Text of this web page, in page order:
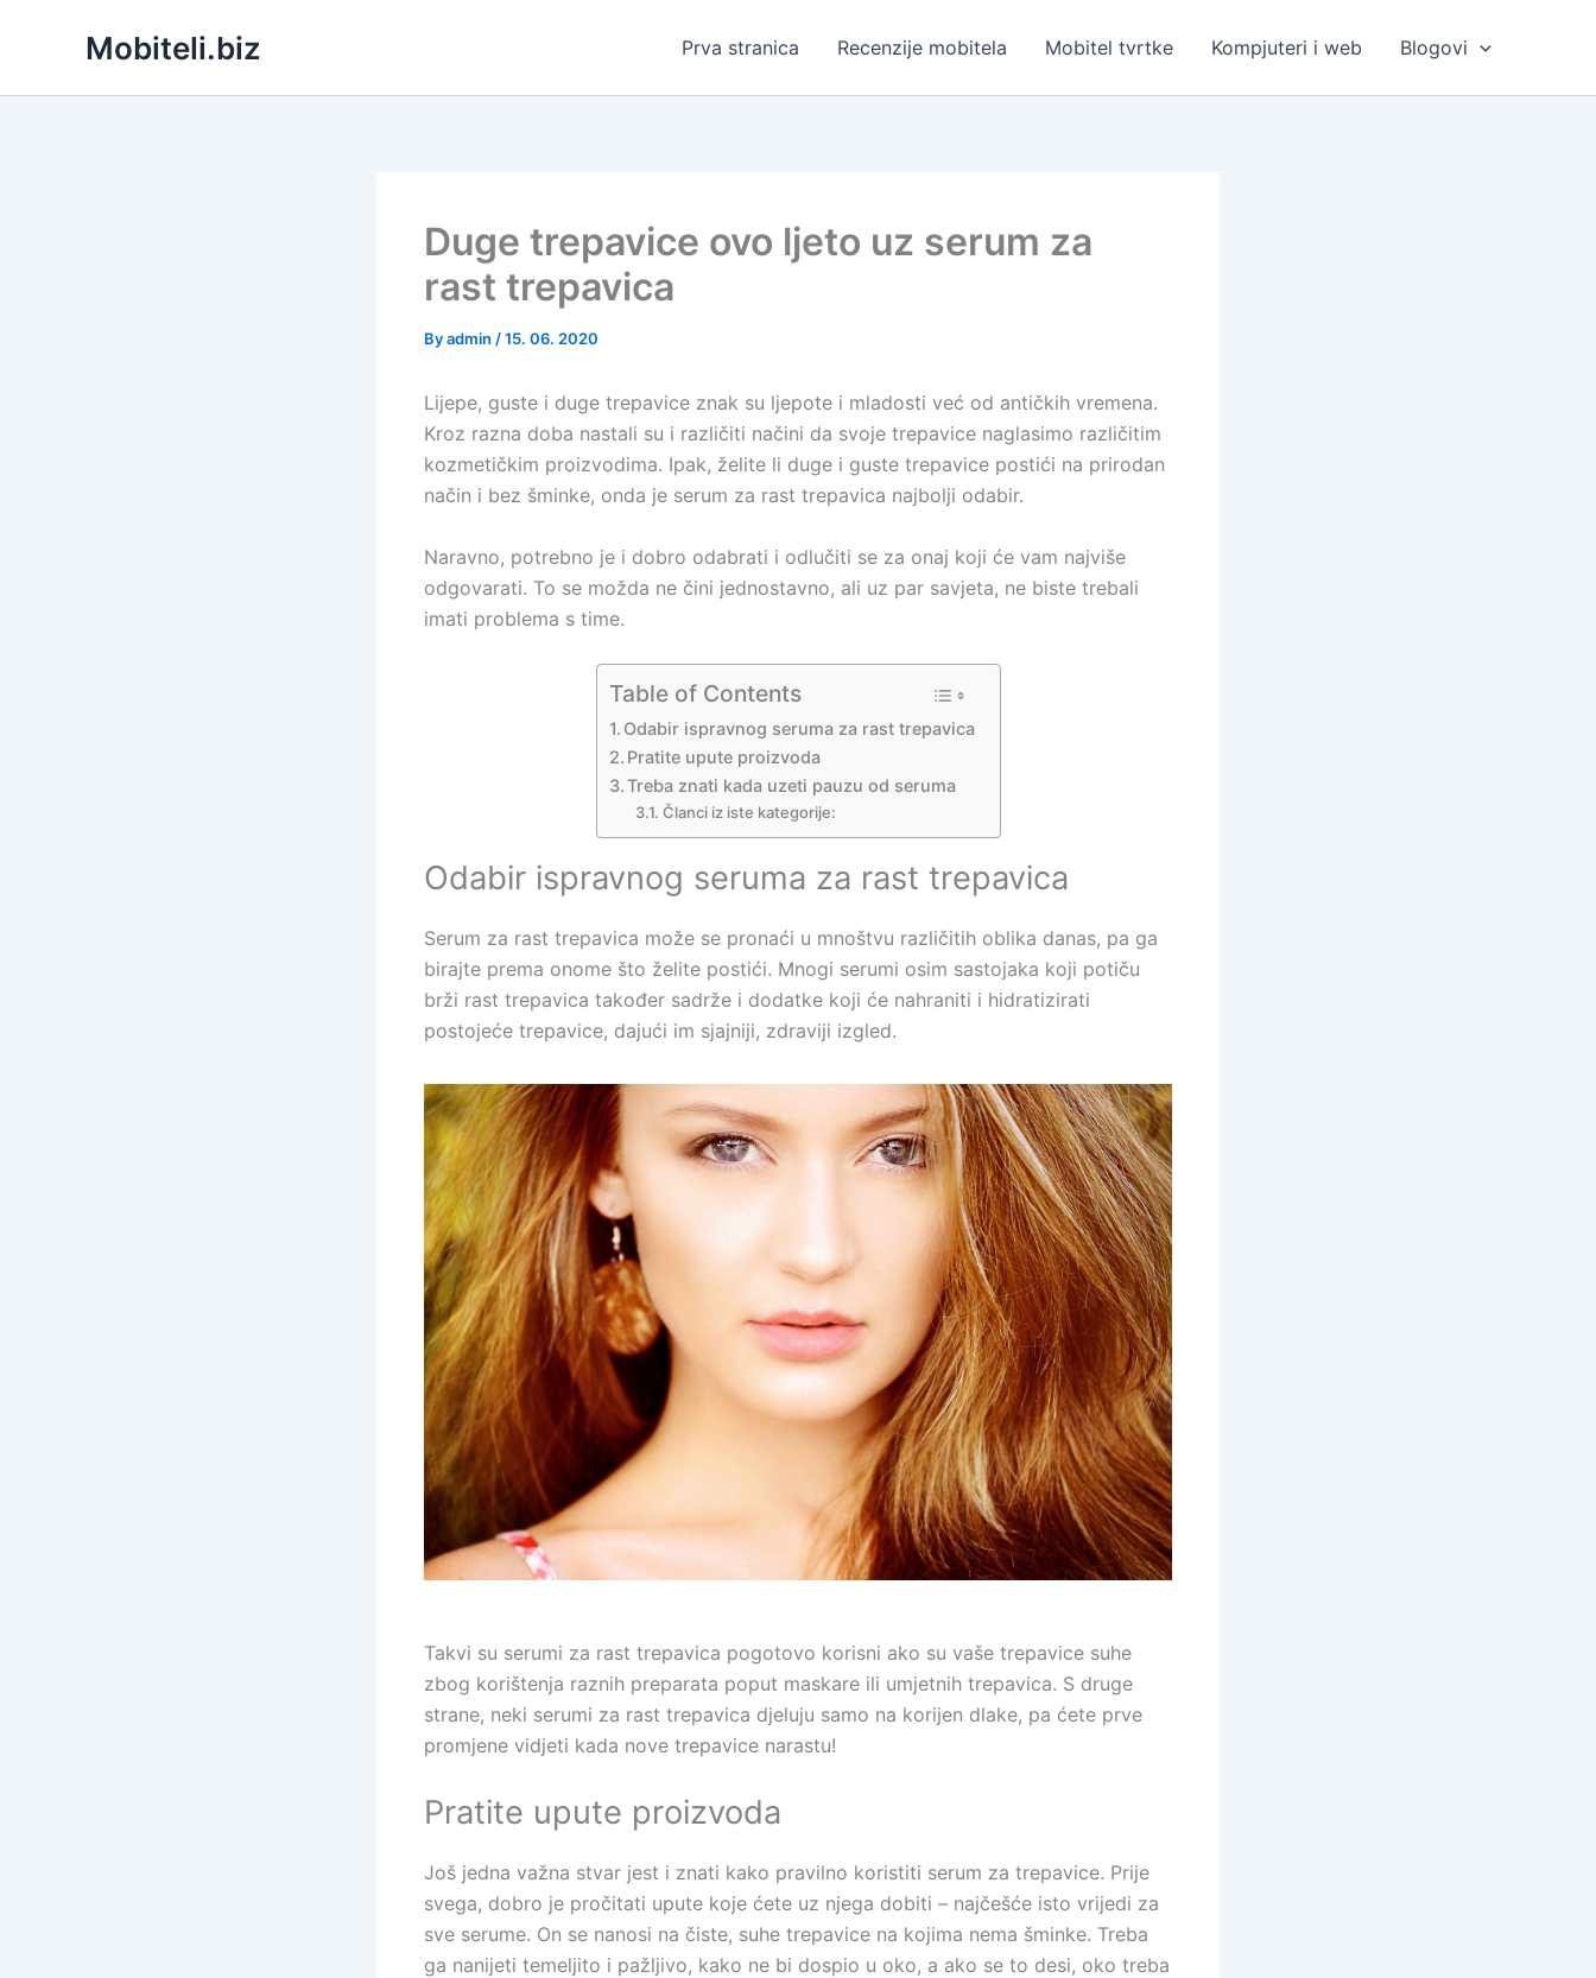
Mobiteli.biz Prva stranica Recenzije mobitela Mobitel tvrtke Kompjuteri i web Blogovi
Duge trepavice ovo ljeto uz serum za
rast trepavica
Byadmin /15. 06. 2020
Lijepe, guste i duge trepavice znak su ljepote i mladosti već od antičkih vremena.
Kroz razna doba nastali su i različiti načini da svoje trepavice naglasimo različitim
kozmetičkim proizvodima. Ipak, želite li duge i guste trepavice postići na prirodan
način i bez šminke, onda je serum za rast trepavica najbolji odabir.
Naravno, potrebno je i dobro odabrati i odlučiti se za onaj koji će vam najviše
odgovarati. To se možda ne čini jednostavno, ali uz par savjeta, ne biste trebali
imati problema s time.
Table of Contents
Odabir ispravnog seruma za rast trepavica
Pratite upute proizvoda
Treba znati kada uzeti pauzu od seruma
Članci iz iste kategorije:
Odabir ispravnog seruma za rast trepavica
Serum za rast trepavica može se pronaći u mnoštvu različitih oblika danas, pa ga
birajte prema onome što želite postići. Mnogi serumi osim sastojaka koji potiču
brži rast trepavica također sadrže i dodatke koji će nahraniti i hidratizirati
postojeće trepavice, dajući im sjajniji, zdraviji izgled.
Takvi su serumi za rast trepavica pogotovo korisni ako su vaše trepavice suhe
zbog korištenja raznih preparata poput maskare ili umjetnih trepavica. S druge
strane, neki serumi za rast trepavica djeluju samo na korijen dlake, pa ćete prve
promjene vidjeti kada nove trepavice narastu!
Pratite upute proizvoda
Još jedna važna stvar jest i znati kako pravilno koristiti serum za trepavice. Prije
svega, dobro je pročitati upute koje ćete uz njega dobiti – najčešće isto vrijedi za
sve serume. On se nanosi na čiste, suhe trepavice na kojima nema šminke. Treba
ga nanijeti temeljito i pažljivo, kako ne bi dospio u oko, a ako se to desi, oko treba